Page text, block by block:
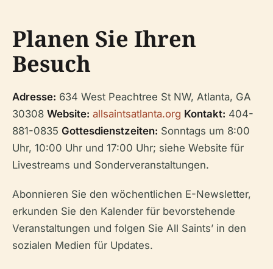
Planen Sie Ihren
Besuch
Adresse: 634 West Peachtree St NW, Atlanta, GA
30308 Website: allsaintsatlanta.org Kontakt: 404-
881-0835 Gottesdienstzeiten: Sonntags um 8:00
Uhr, 10:00 Uhr und 17:00 Uhr; siehe Website für
Livestreams und Sonderveranstaltungen.
Abonnieren Sie den wöchentlichen E-Newsletter,
erkunden Sie den Kalender für bevorstehende
Veranstaltungen und folgen Sie All Saints’ in den
sozialen Medien für Updates.